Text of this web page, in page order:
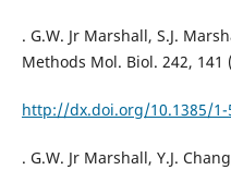
. G.W. Jr Marshall, S.J.
Methods Mol. Biol. 242, 141
http://dx.doi.org/10.1385/1-
. G.W. Jr Marshall, Y.J.